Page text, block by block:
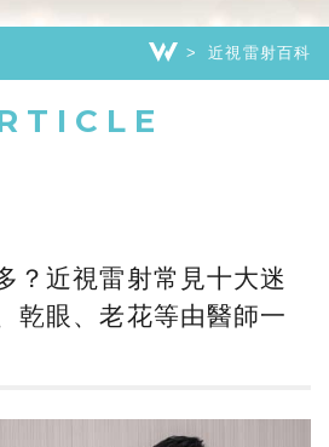
近視雷射百科
？近視雷射常見十大迷
乾眼、老花等由醫師一